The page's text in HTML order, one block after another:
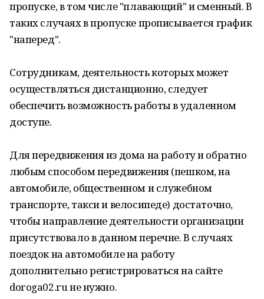
пропуске, в том числе "плавающий" и сменный. В
таких случаях в пропуске прописывается график
"наперед".
Сотрудникам, деятельность которых может
осуществляться дистанционно, следует
обеспечить возможность работы в удаленном
доступе.
Для передвижения из дома на работу и обратно
любым способом передвижения (пешком, на
автомобиле, общественном и служебном
транспорте, такси и велосипеде) достаточно,
чтобы направление деятельности организации
присутствовало в данном перечне. В случаях
поездок на автомобиле на работу
дополнительно регистрироваться на сайте
doroga02.ru не нужно.